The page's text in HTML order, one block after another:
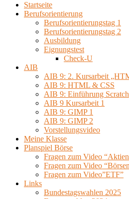
Startseite
Berufsorientierung
Berufsorientierungstag 1
Berufsorientierungstag 2
Ausbildung
Eignungstest
Check-U
AIB
AIB 9: 2. Kursarbeit
AIB 9: HTML & CSS
AIB 9: Einführung Scratch
AIB 9 Kursarbeit 1
AIB 9: GIMP 1
AIB 9: GIMP 2
Vorstellungsvideo
Meine Klasse
Planspiel Börse
Fragen zum Video
Fragen zum Video
Fragen zum Video”ETF”
Links
Bundestagswahlen 2025